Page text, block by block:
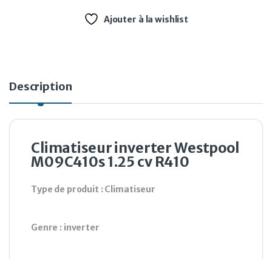
Ajouter à la wishlist
Description
Climatiseur inverter Westpool
M09C410s 1.25 cv R410
Type de produit : Climatiseur
Genre : inverter